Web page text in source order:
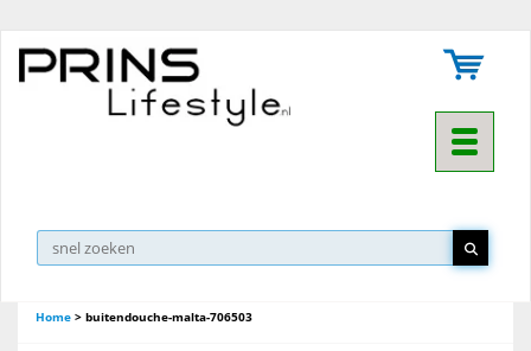
Toggle
Home > buitendouche-malta-706503